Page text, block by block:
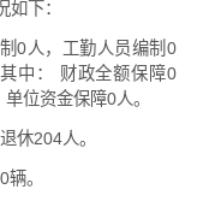
下：
0人，工勤人员编制0
中： 财政全额保障0
位资金保障0人。
休204人。
。